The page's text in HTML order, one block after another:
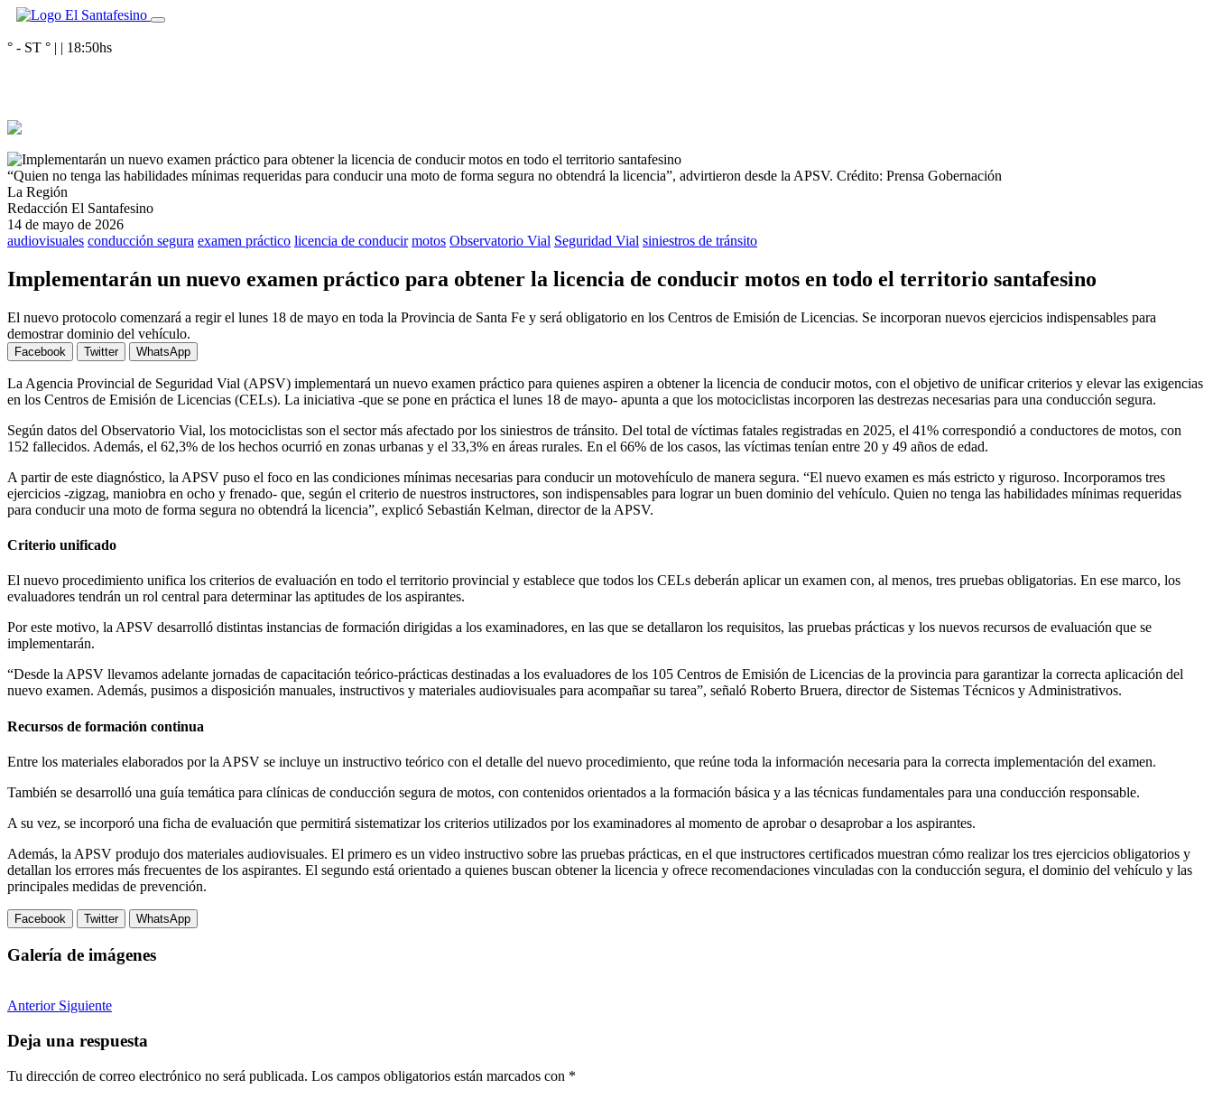
° - ST ° | | 18:50hs
“Quien no tenga las habilidades mínimas requeridas para conducir una moto de forma segura no obtendrá la licencia”, advirtieron desde la APSV. Crédito: Prensa Gobernación
La Región
Redacción El Santafesino
14 de mayo de 2026
audiovisuales conducción segura examen práctico licencia de conducir motos Observatorio Vial Seguridad Vial siniestros de tránsito
Implementarán un nuevo examen práctico para obtener la licencia de conducir motos en todo el territorio santafesino
El nuevo protocolo comenzará a regir el lunes 18 de mayo en toda la Provincia de Santa Fe y será obligatorio en los Centros de Emisión de Licencias. Se incorporan nuevos ejercicios indispensables para
demostrar dominio del vehículo.
Facebook Twitter WhatsApp
La Agencia Provincial de Seguridad Vial (APSV) implementará un nuevo examen práctico para quienes aspiren a obtener la licencia de conducir motos, con el objetivo de unificar criterios y elevar las exigencias
en los Centros de Emisión de Licencias (CELs). La iniciativa -que se pone en práctica el lunes 18 de mayo- apunta a que los motociclistas incorporen las destrezas necesarias para una conducción segura.
Según datos del Observatorio Vial, los motociclistas son el sector más afectado por los siniestros de tránsito. Del total de víctimas fatales registradas en 2025, el 41% correspondió a conductores de motos, con
152 fallecidos. Además, el 62,3% de los hechos ocurrió en zonas urbanas y el 33,3% en áreas rurales. En el 66% de los casos, las víctimas tenían entre 20 y 49 años de edad.
A partir de este diagnóstico, la APSV puso el foco en las condiciones mínimas necesarias para conducir un motovehículo de manera segura. “El nuevo examen es más estricto y riguroso. Incorporamos tres
ejercicios -zigzag, maniobra en ocho y frenado- que, según el criterio de nuestros instructores, son indispensables para lograr un buen dominio del vehículo. Quien no tenga las habilidades mínimas requeridas
para conducir una moto de forma segura no obtendrá la licencia”, explicó Sebastián Kelman, director de la APSV.
Criterio unificado
El nuevo procedimiento unifica los criterios de evaluación en todo el territorio provincial y establece que todos los CELs deberán aplicar un examen con, al menos, tres pruebas obligatorias. En ese marco, los
evaluadores tendrán un rol central para determinar las aptitudes de los aspirantes.
Por este motivo, la APSV desarrolló distintas instancias de formación dirigidas a los examinadores, en las que se detallaron los requisitos, las pruebas prácticas y los nuevos recursos de evaluación que se
implementarán.
“Desde la APSV llevamos adelante jornadas de capacitación teórico-prácticas destinadas a los evaluadores de los 105 Centros de Emisión de Licencias de la provincia para garantizar la correcta aplicación del
nuevo examen. Además, pusimos a disposición manuales, instructivos y materiales audiovisuales para acompañar su tarea”, señaló Roberto Bruera, director de Sistemas Técnicos y Administrativos.
Recursos de formación continua
Entre los materiales elaborados por la APSV se incluye un instructivo teórico con el detalle del nuevo procedimiento, que reúne toda la información necesaria para la correcta implementación del examen.
También se desarrolló una guía temática para clínicas de conducción segura de motos, con contenidos orientados a la formación básica y a las técnicas fundamentales para una conducción responsable.
A su vez, se incorporó una ficha de evaluación que permitirá sistematizar los criterios utilizados por los examinadores al momento de aprobar o desaprobar a los aspirantes.
Además, la APSV produjo dos materiales audiovisuales. El primero es un video instructivo sobre las pruebas prácticas, en el que instructores certificados muestran cómo realizar los tres ejercicios obligatorios y
detallan los errores más frecuentes de los aspirantes. El segundo está orientado a quienes buscan obtener la licencia y ofrece recomendaciones vinculadas con la conducción segura, el dominio del vehículo y las
principales medidas de prevención.
Facebook Twitter WhatsApp
Galería de imágenes
Anterior Siguiente
Deja una respuesta
Tu dirección de correo electrónico no será publicada. Los campos obligatorios están marcados con *